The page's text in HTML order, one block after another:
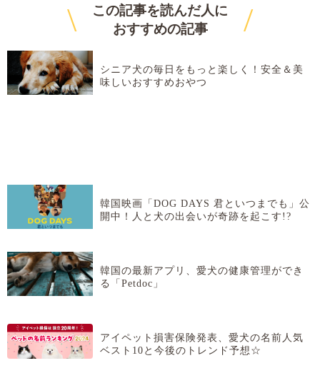
\
この記事を読んだ人に
おすすめの記事 /
シニア犬の毎日をもっと楽しく！安全＆美
味しいおすすめおやつ
韓国映画「DOG DAYS 君といつまでも」公
開中！人と犬の出会いが奇跡を起こす!?
韓国の最新アプリ、愛犬の健康管理ができ
る「Petdoc」
アイペット損害保険発表、愛犬の名前人気
ベスト10と今後のトレンド予想☆